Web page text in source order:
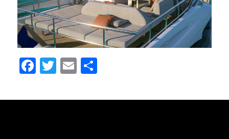
Facebook
Twitter
EmailPartager